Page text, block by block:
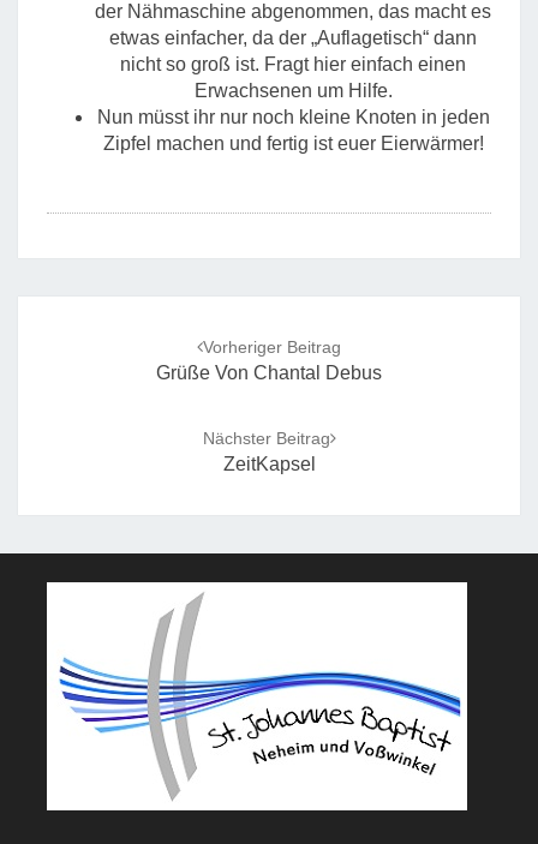
der Nähmaschine abgenommen, das macht es
etwas einfacher, da der „Auflagetisch“ dann
nicht so groß ist. Fragt hier einfach einen
Erwachsenen um Hilfe.
Nun müsst ihr nur noch kleine Knoten in jeden
Zipfel machen und fertig ist euer Eierwärmer!
Vorheriger Beitrag
Grüße Von Chantal Debus
Nächster Beitrag
ZeitKapsel